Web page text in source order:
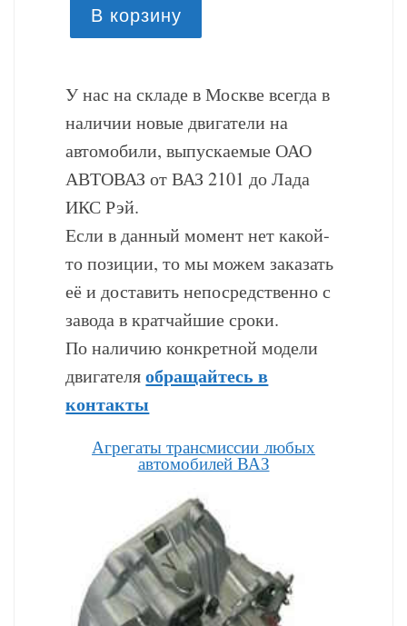
В корзину
У нас на складе в Москве всегда в
наличии новые двигатели на
автомобили, выпускаемые ОАО
АВТОВАЗ от ВАЗ 2101 до Лада
ИКС Рэй.
Если в данный момент нет какой-
то позиции, то мы можем заказать
её и доставить непосредственно с
завода в кратчайшие сроки.
По наличию конкретной модели
двигателяобращайтесь в
контакты
Агрегаты трансмиссии любых
автомобилей ВАЗ